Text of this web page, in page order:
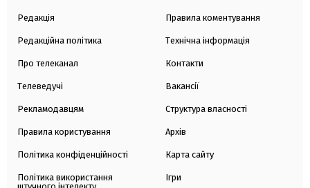
Редакція
Редакційна політика
Про телеканал
Телеведучі
Рекламодавцям
Правила користування
Політика конфіденційності
Політика використання
штучного інтелекту
Правила коментування
Технічна інформація
Контакти
Вакансії
Структура власності
Архів
Карта сайту
Ігри